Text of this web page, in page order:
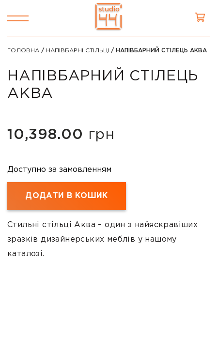
ГОЛОВНА / НАПІВБАРНІ СТІЛЬЦІ / НАПІВБАРНИЙ СТІЛЕЦЬ АКВА
НАПІВБАРНИЙ СТІЛЕЦЬ
АКВА
10,398.00 грн
Стильні стільці Аква – один з найяскравіших
зразків дизайнерських меблів у нашому
каталозі.
Доступно за замовленням
ДОДАТИ В КОШИК